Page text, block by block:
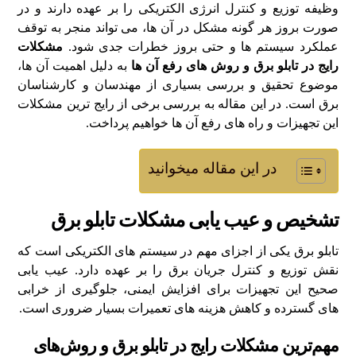
وظیفه توزیع و کنترل انرژی الکتریکی را بر عهده دارند و در
صورت بروز هر گونه مشکل در آن ها، می‌ تواند منجر به توقف
عملکرد سیستم ها و حتی بروز خطرات جدی شود. مشکلات
رایج در تابلو برق و روش‌ های رفع آن‌ ها به دلیل اهمیت آن ها،
موضوع تحقیق و بررسی بسیاری از مهندسان و کارشناسان
برق است. در این مقاله به بررسی برخی از رایج‌ ترین مشکلات
این تجهیزات و راه‌ های رفع آن ها خواهیم پرداخت.
در این مقاله میخوانید
تشخیص و عیب‌ یابی مشکلات تابلو برق
تابلو برق یکی از اجزای مهم در سیستم‌ های الکتریکی است که
نقش توزیع و کنترل جریان برق را بر عهده دارد. عیب‌ یابی
صحیح این تجهیزات برای افزایش ایمنی، جلوگیری از خرابی‌
های گسترده و کاهش هزینه‌ های تعمیرات بسیار ضروری است.
مهم‌ترین مشکلات رایج در تابلو برق و روش‌های